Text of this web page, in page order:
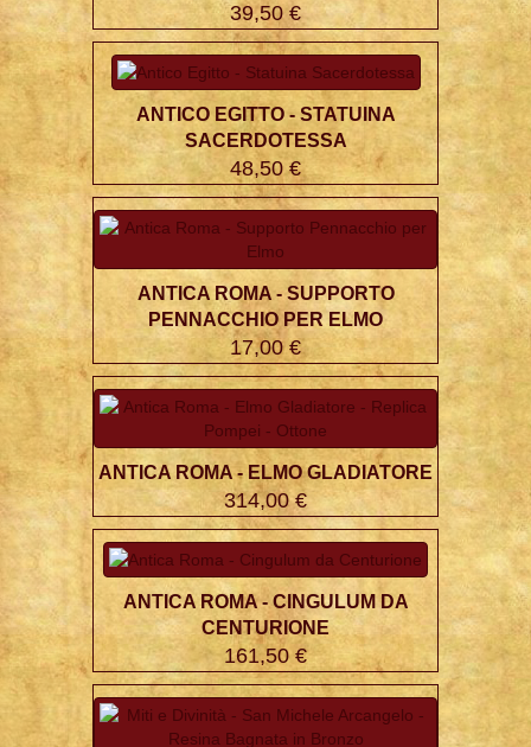
39,50 €
ANTICO EGITTO - STATUINA
SACERDOTESSA
48,50 €
ANTICA ROMA - SUPPORTO
PENNACCHIO PER ELMO
17,00 €
ANTICA ROMA - ELMO GLADIATORE
314,00 €
ANTICA ROMA - CINGULUM DA
CENTURIONE
161,50 €